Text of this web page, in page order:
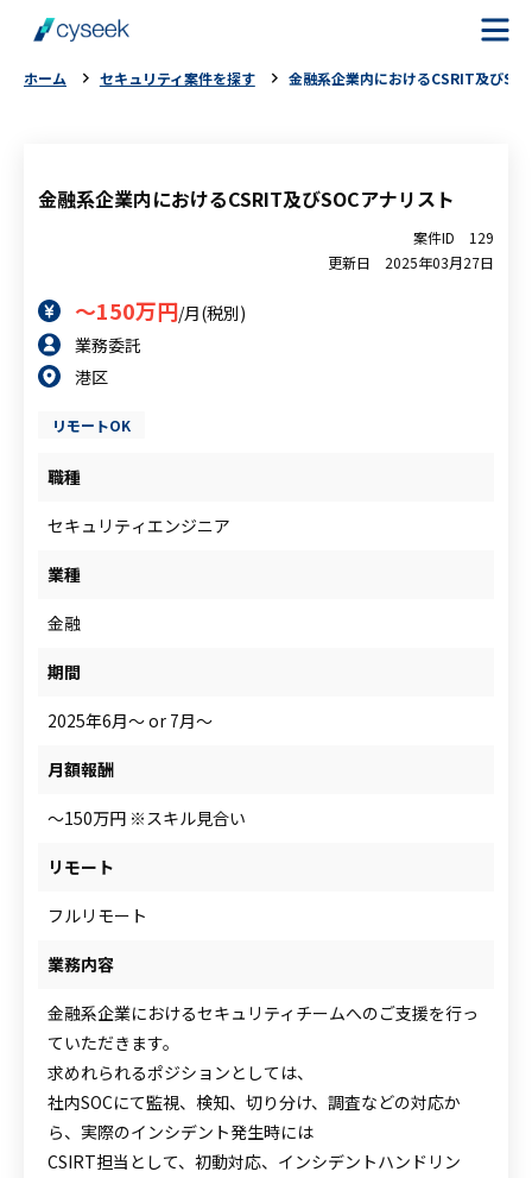
案件を探す
ご利用者様の声
よくある質問
案件について相談
ホーム セキュリティ案件を探す 金融系企業内におけるCSRIT及び
金融系企業内におけるCSRIT及びSOCアナリスト
案件ID
129
更新日
2025年03月27日
～150万円/月(税別)
業務委託
港区
リモートOK
職種
セキュリティエンジニア
業種
金融
期間
2025年6月～ or 7月～
月額報酬
～150万円 ※スキル見合い
リモート
フルリモート
業務内容
金融系企業におけるセキュリティチームへのご支援を行っ
ていただきます。
求めれられるポジションとしては、
社内SOCにて監視、検知、切り分け、調査などの対応か
ら、実際のインシデント発生時には
CSIRT担当として、初動対応、インシデントハンドリン